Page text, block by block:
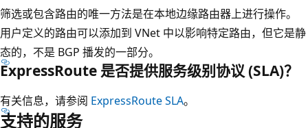
筛选或包含路由的唯一方法是在本地边缘路由器上进行操作。
用户定义的路由可以添加到 VNet 中以影响特定路由，但它是静
态的，不是 BGP 播发的一部分。
ExpressRoute 是否提供服务级别协议 (SLA)？
有关信息，请参阅 ExpressRoute SLA。
支持的服务